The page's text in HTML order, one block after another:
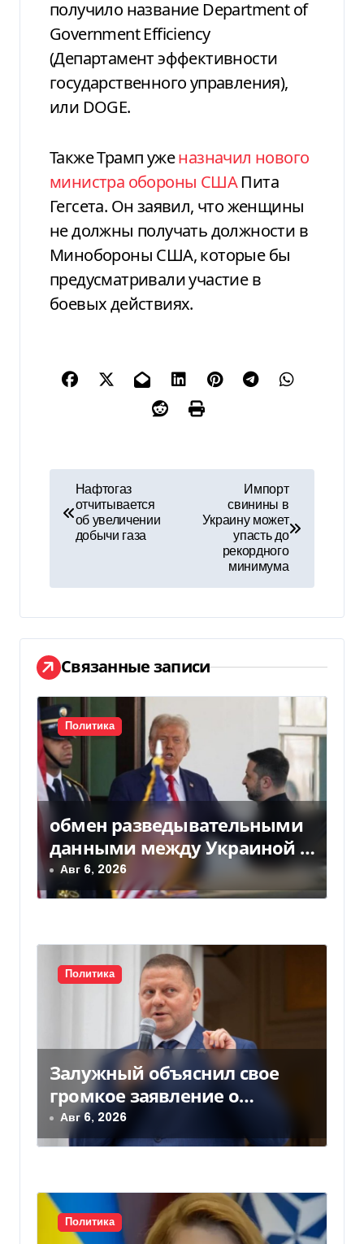
получило название Department of
Government Efficiency
(Департамент эффективности
государственного управления),
или DOGE.
Также Трамп уженазначил нового
министра обороны СШАПита
Гегсета. Он заявил, что женщины
не должны получать должности в
Минобороны США, которые бы
предусматривали участие в
боевых действиях.
и
г
а
ц
и
я
п
о
з
а
и
с
м
Нафтогаз
отчитывается
об увеличении
добычи газа
Импорт
свинины в
Украину может
упасть до
рекордного
минимума
Связанные записи
Политика
обмен разведывательными
данными между Украиной и
США значительно вырос, —
Politico
Авг 6, 2026
Политика
Залужный объяснил свое
громкое заявление о
вступлении Украины в НАТО
Авг 6, 2026
Политика